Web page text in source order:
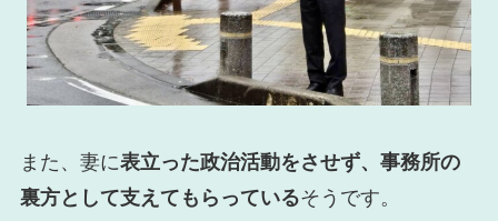
また、妻に表立った政治活動をさせず、事務所の
裏方として支えてもらっているそうです。